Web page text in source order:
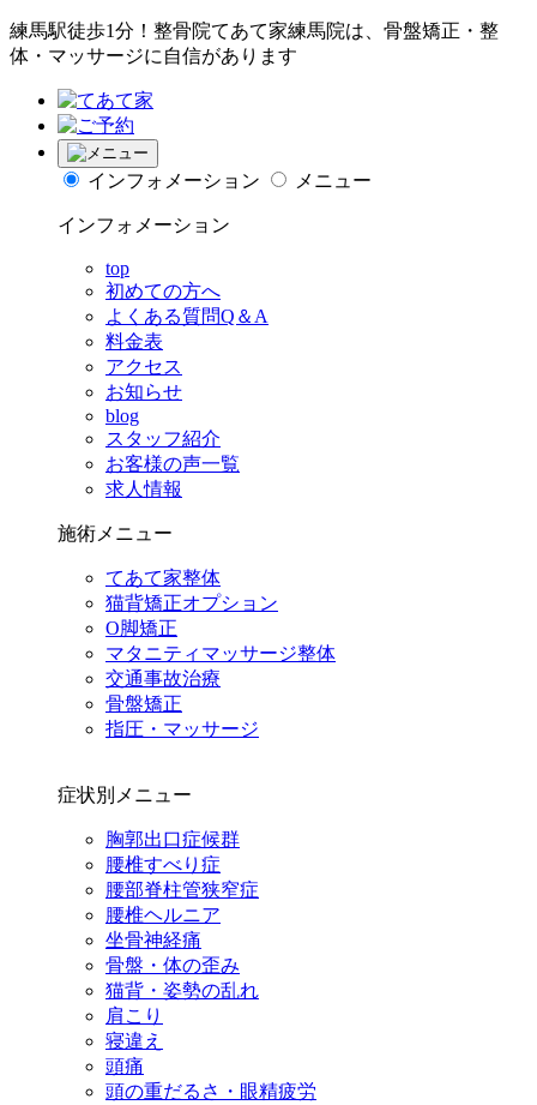
練馬駅徒歩1分！整骨院てあて家練馬院は、骨盤矯正・整
体・マッサージに自信があります
インフォメーション メニュー
インフォメーション
top
初めての方へ
よくある質問Q＆A
料金表
アクセス
お知らせ
blog
スタッフ紹介
お客様の声一覧
求人情報
施術メニュー
てあて家整体
猫背矯正オプション
O脚矯正
マタニティマッサージ整体
交通事故治療
骨盤矯正
指圧・マッサージ
症状別メニュー
胸郭出口症候群
腰椎すべり症
腰部脊柱管狭窄症
腰椎ヘルニア
坐骨神経痛
骨盤・体の歪み
猫背・姿勢の乱れ
肩こり
寝違え
頭痛
頭の重だるさ・眼精疲労